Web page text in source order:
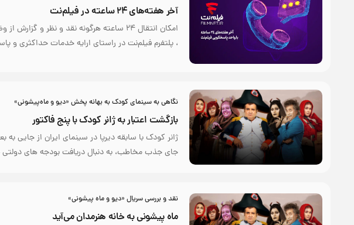
آخر هفته‌های ۲۴ ساعته در فیلم‌نت
امکان انتقال ۲۴ ساعته هرگونه نقد و نظر
، پلتفرم فیلم‌نت در راستای ارایه خدمات حداکثری و پاسخگویی
نگاهی به سینمای کودک به بهانه پخش «دیو و ماه‌پیشونی»
بازگشت اعتبار به ژانر کودک با پنج فاکتور
ژانر کودک با سابقه دیرپا در سینمای ایران از جایی
جای جذب مخاطب، به دنبال دریافت بودجه های دولتی
نقد و بررسی سریال «دیو و ماه پیشونی»
ماه پیشونی به خانه هنرمدان می‌آید